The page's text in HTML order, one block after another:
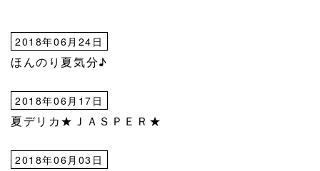
2018年06月24日
ほんのり夏気分♪
2018年06月17日
夏デリカ★ＪＡＳＰＥＲ★
2018年06月03日